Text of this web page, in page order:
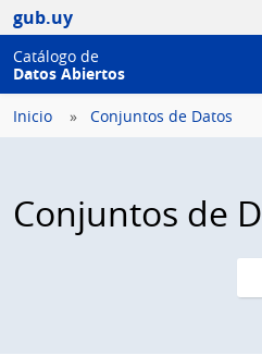
gub.uy
Catálogo de
Datos Abiertos
Inicio Conjuntos de Datos
Conjuntos de